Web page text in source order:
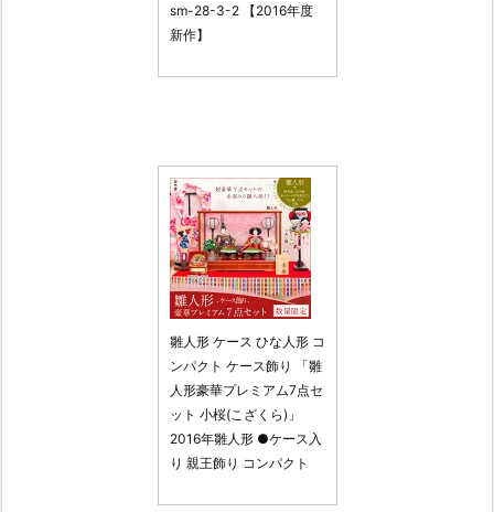
sm-28-3-2 【2016年度
新作】
雛人形 ケース ひな人形 コ
ンパクト ケース飾り 「雛
人形豪華プレミアム7点セ
ット 小桜(こざくら)」
2016年雛人形 ●ケース入
り 親王飾り コンパクト